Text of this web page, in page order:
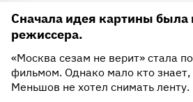
Сначала идея картины была
режиссера.
«Москва сезам не верит» стала
фильмом. Однако мало кто
Меньшов не хотел снимать ленту.